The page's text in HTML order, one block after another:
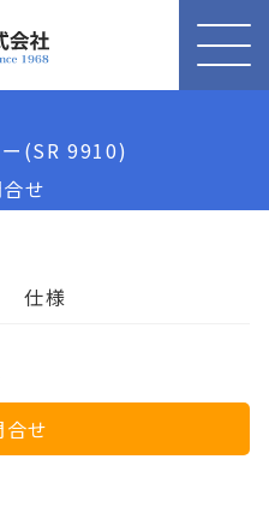
(SR 9910)
せ
仕様
せ